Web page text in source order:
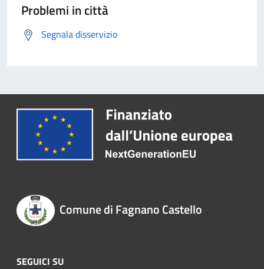
Problemi in città
Segnala disservizio
Comune di Fagnano Castello
SEGUICI SU